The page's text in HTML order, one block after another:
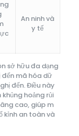
An ninh và
y tế
sở hữu đa dạng
mã hóa dữ
đến. Điều này
hoảng rủi
cao, giúp m
kỉnh an toàn và